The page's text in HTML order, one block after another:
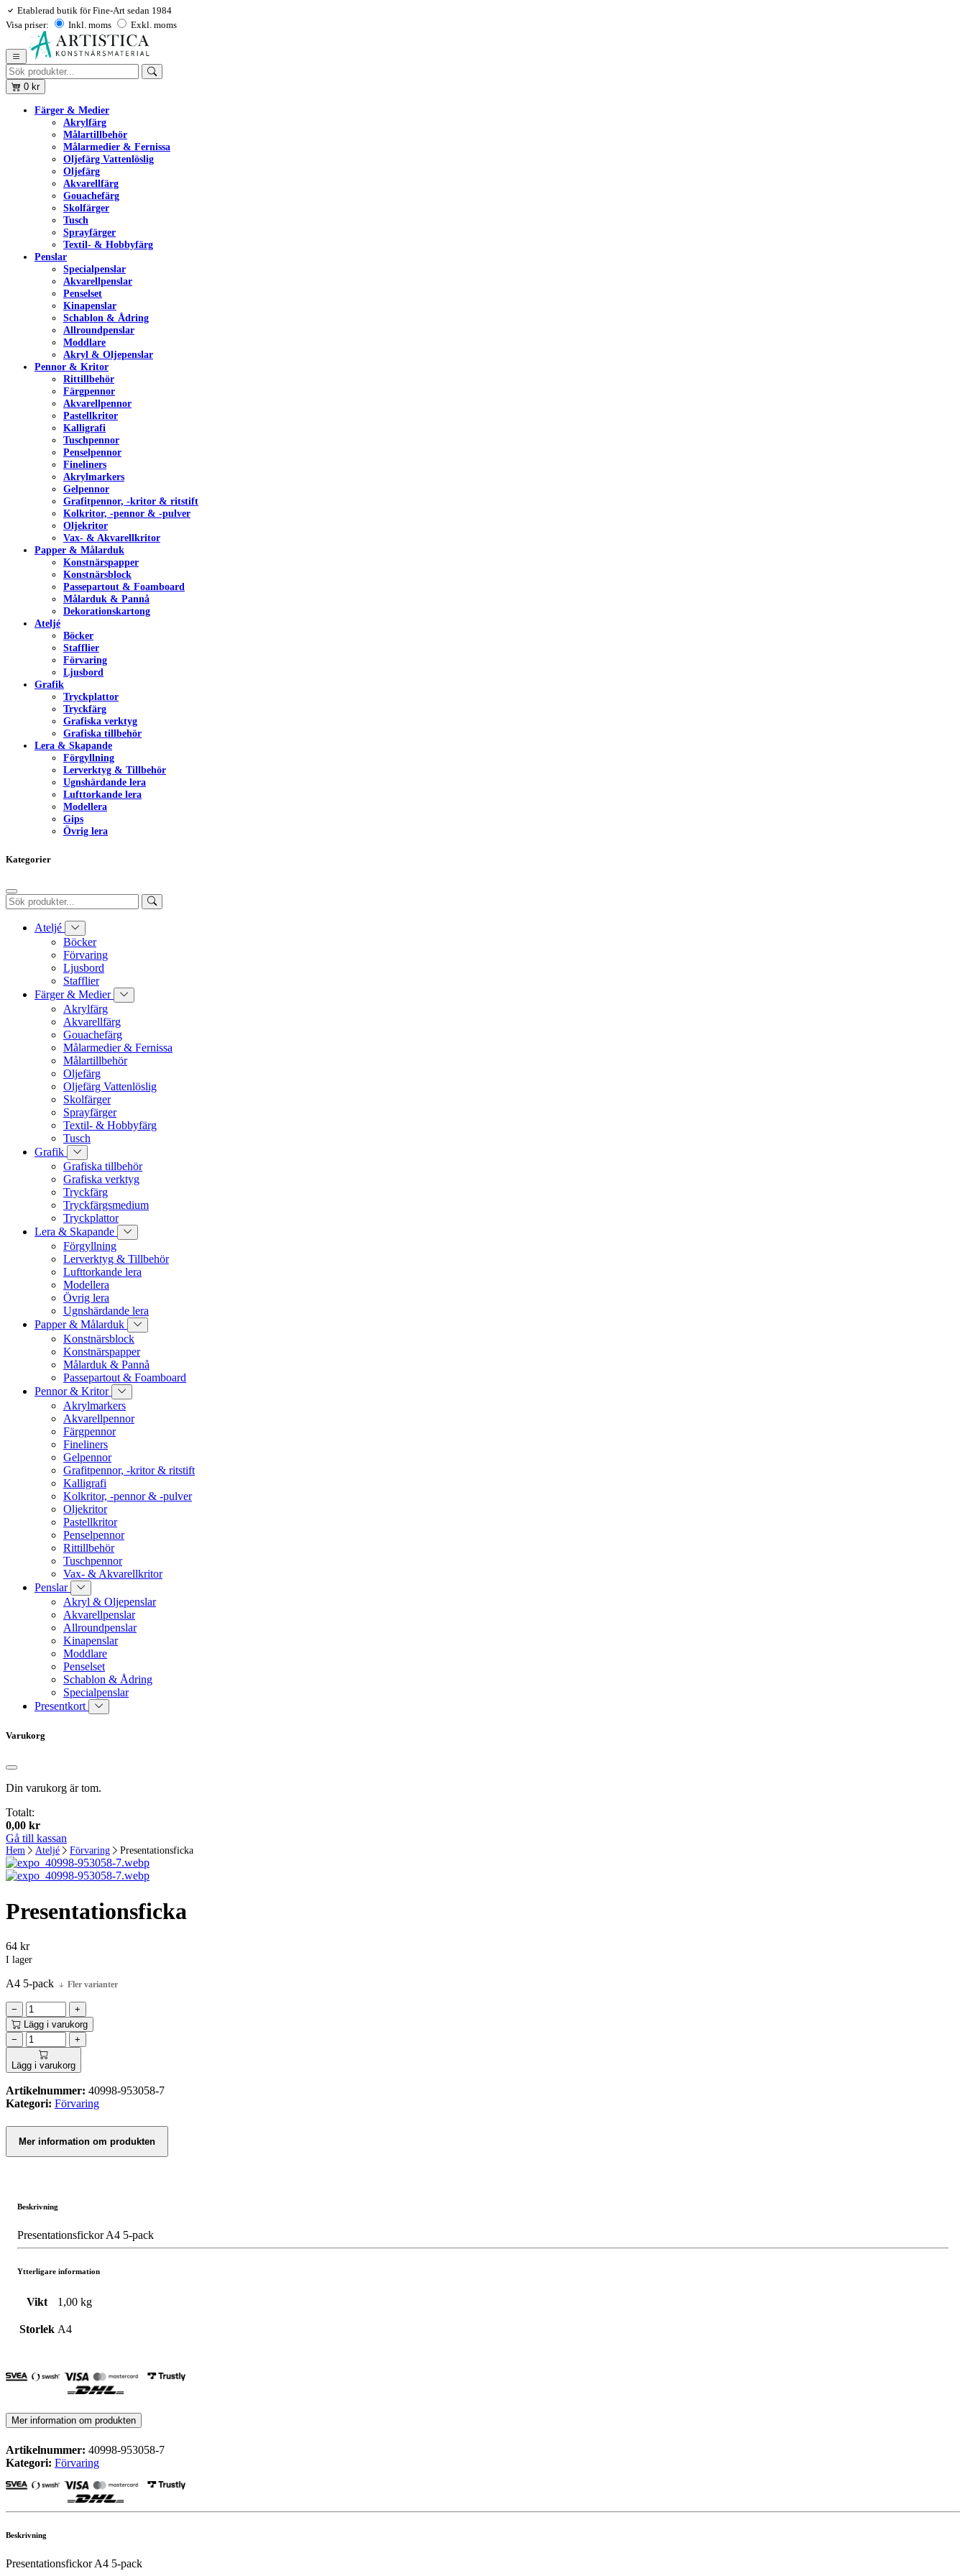
Etablerad butik för Fine-Art sedan 1984
Visa priser:
Inkl. moms Exkl. moms
0 kr
Färger & Medier
Akrylfärg
Målartillbehör
Målarmedier & Fernissa
Oljefärg Vattenlöslig
Oljefärg
Akvarellfärg
Gouachefärg
Skolfärger
Tusch
Sprayfärger
Textil- & Hobbyfärg
Penslar
Specialpenslar
Akvarellpenslar
Penselset
Kinapenslar
Schablon & Ådring
Allroundpenslar
Moddlare
Akryl & Oljepenslar
Pennor & Kritor
Rittillbehör
Färgpennor
Akvarellpennor
Pastellkritor
Kalligrafi
Tuschpennor
Penselpennor
Fineliners
Akrylmarkers
Gelpennor
Grafitpennor, -kritor & ritstift
Kolkritor, -pennor & -pulver
Oljekritor
Vax- & Akvarellkritor
Papper & Målarduk
Konstnärspapper
Konstnärsblock
Passepartout & Foamboard
Målarduk & Pannå
Dekorationskartong
Ateljé
Böcker
Stafflier
Förvaring
Ljusbord
Grafik
Tryckplattor
Tryckfärg
Grafiska verktyg
Grafiska tillbehör
Lera & Skapande
Förgyllning
Lerverktyg & Tillbehör
Ugnshärdande lera
Lufttorkande lera
Modellera
Gips
Övrig lera
Kategorier
Ateljé
Böcker
Förvaring
Ljusbord
Stafflier
Färger & Medier
Akrylfärg
Akvarellfärg
Gouachefärg
Målarmedier & Fernissa
Målartillbehör
Oljefärg
Oljefärg Vattenlöslig
Skolfärger
Sprayfärger
Textil- & Hobbyfärg
Tusch
Grafik
Grafiska tillbehör
Grafiska verktyg
Tryckfärg
Tryckfärgsmedium
Tryckplattor
Lera & Skapande
Förgyllning
Lerverktyg & Tillbehör
Lufttorkande lera
Modellera
Övrig lera
Ugnshärdande lera
Papper & Målarduk
Konstnärsblock
Konstnärspapper
Målarduk & Pannå
Passepartout & Foamboard
Pennor & Kritor
Akrylmarkers
Akvarellpennor
Färgpennor
Fineliners
Gelpennor
Grafitpennor, -kritor & ritstift
Kalligrafi
Kolkritor, -pennor & -pulver
Oljekritor
Pastellkritor
Penselpennor
Rittillbehör
Tuschpennor
Vax- & Akvarellkritor
Penslar
Akryl & Oljepenslar
Akvarellpenslar
Allroundpenslar
Kinapenslar
Moddlare
Penselset
Schablon & Ådring
Specialpenslar
Presentkort
Varukorg
Din varukorg är tom.
Totalt:
0,00 kr
Gå till kassan
Hem Ateljé Förvaring Presentationsficka
Presentationsficka
64 kr
I lager
A4 5-pack Fler varianter
−
+
Lägg i varukorg
−
+
Lägg i varukorg
Artikelnummer: 40998-953058-7
Kategori: Förvaring
Mer information om produkten
Beskrivning
Presentationsfickor A4 5-pack
Ytterligare information
Vikt 1,00 kg
Storlek A4
Mer information om produkten
Artikelnummer: 40998-953058-7
Kategori: Förvaring
Beskrivning
Presentationsfickor A4 5-pack